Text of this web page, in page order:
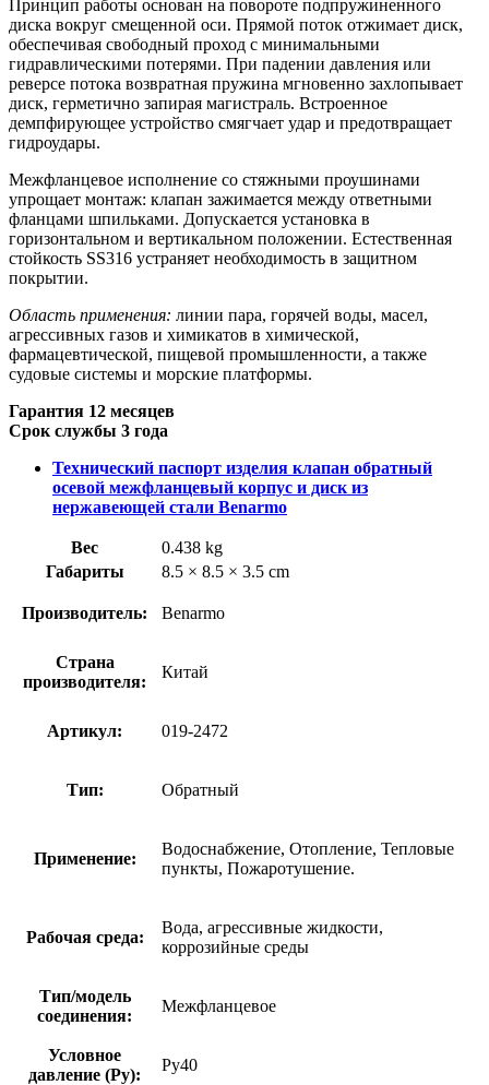
Принцип работы основан на повороте подпружиненного
диска вокруг смещенной оси. Прямой поток отжимает диск,
обеспечивая свободный проход с минимальными
гидравлическими потерями. При падении давления или
реверсе потока возвратная пружина мгновенно захлопывает
диск, герметично запирая магистраль. Встроенное
демпфирующее устройство смягчает удар и предотвращает
гидроудары.
Межфланцевое исполнение со стяжными проушинами
упрощает монтаж: клапан зажимается между ответными
фланцами шпильками. Допускается установка в
горизонтальном и вертикальном положении. Естественная
стойкость SS316 устраняет необходимость в защитном
покрытии.
Область применения: линии пара, горячей воды, масел,
агрессивных газов и химикатов в химической,
фармацевтической, пищевой промышленности, а также
судовые системы и морские платформы.
Гарантия 12 месяцев
Срок службы 3 года
Технический паспорт изделия клапан обратный
осевой межфланцевый корпус и диск из
нержавеющей стали Benarmo
Вес
0.438 kg
Габариты
8.5 × 8.5 × 3.5 cm
Производитель: Benarmo
Страна
производителя:
Китай
Артикул: 019-2472
Тип: Обратный
Применение:
Водоснабжение, Отопление, Тепловые
пункты, Пожаротушение.
Рабочая среда:
Вода, агрессивные жидкости,
коррозийные среды
Тип/модель
соединения:
Межфланцевое
Условное
давление (Ру):
Ру40